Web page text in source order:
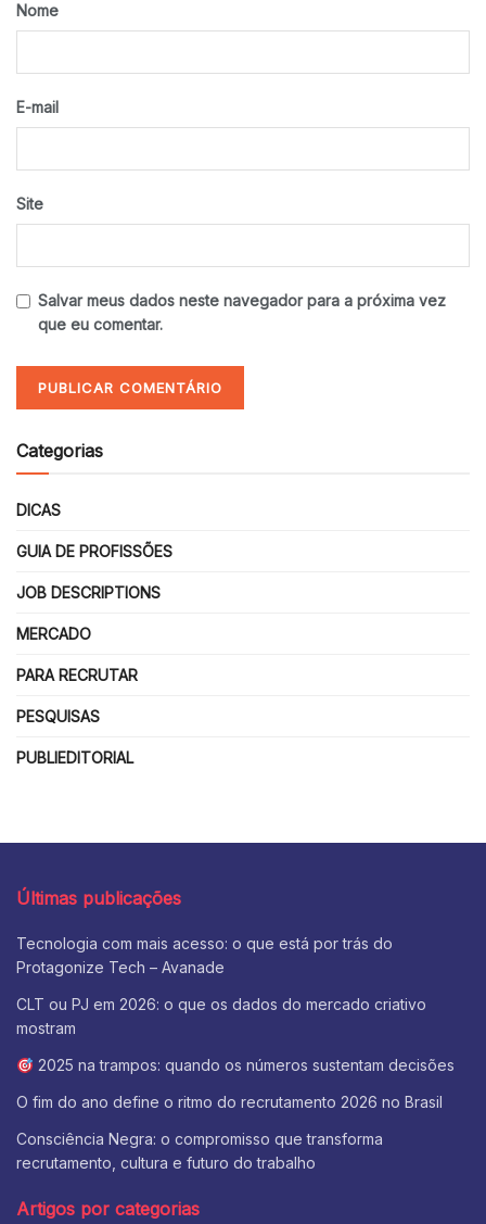
Nome
E-mail
Site
Salvar meus dados neste navegador para a próxima vez
que eu comentar.
Categorias
DICAS
GUIA DE PROFISSÕES
JOB DESCRIPTIONS
MERCADO
PARA RECRUTAR
PESQUISAS
PUBLIEDITORIAL
Últimas publicações
Tecnologia com mais acesso: o que está por trás do
Protagonize Tech – Avanade
CLT ou PJ em 2026: o que os dados do mercado criativo
mostram
2025 na trampos: quando os números sustentam decisões
O fim do ano define o ritmo do recrutamento 2026 no Brasil
Consciência Negra: o compromisso que transforma
recrutamento, cultura e futuro do trabalho
Artigos por categorias